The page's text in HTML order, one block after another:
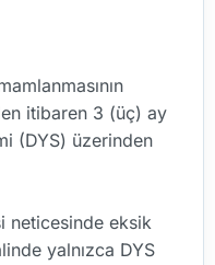
itibaren 3 (üç) ay
(DYS) üzerinden
neticesinde eksik
yalnızca DYS